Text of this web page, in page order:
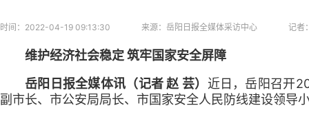
时间： 2022-04-19 09:13:30 来源： 岳阳日报全媒体采访中心 记者
维护经济社会稳定 筑牢国家安全屏障
岳阳日报全媒体讯（记者 赵 芸） 近日，岳阳召开
副市长、市公安局局长、市国家安全人民防线建设领导